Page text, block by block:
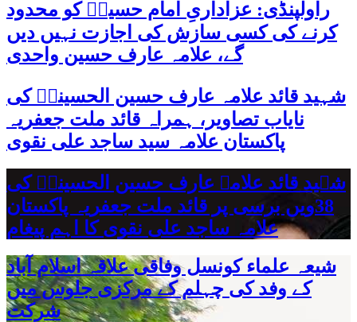
راولپنڈی: عزاداریِ امام حسینؑ کو محدود
کرنے کی کسی سازش کی اجازت نہیں دیں
گے، علامہ عارف حسین واحدی
شہید قائد علامہ عارف حسین الحسینیؒ کی
نایاب تصاویر، ہمراہ قائد ملت جعفریہ
پاکستان علامہ سید ساجد علی نقوی
شہید قائد علامہ عارف حسین الحسینیؒ کی
38ویں برسی پر قائد ملت جعفریہ پاکستان
علامہ ساجد علی نقوی کا اہم پیغام
شیعہ علماء کونسل وفاقی علاقہ اسلام آباد
کے وفد کی چہلم کے مرکزی جلوس میں
شرکت